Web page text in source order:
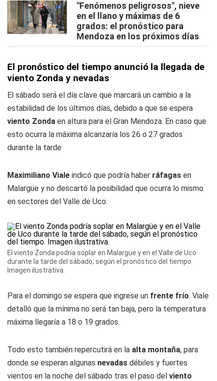
"Fenómenos peligrosos", nieve
en el llano y máximas de 6
grados: el pronóstico para
Mendoza en los próximos días
El pronóstico del tiempo anunció la llegada de
viento Zonda y nevadas
El sábado será el día clave que marcará un cambio a la
estabilidad de los últimos días, debido a que se espera
viento Zonda en altura para el Gran Mendoza. En caso que
esto ocurra la máxima alcanzaría los 26 o 27 grados
durante la tarde
Maximiliano Viale indicó que podría haber ráfagas en
Malargüe y no descartó la posibilidad que ocurra lo mismo
en sectores del Valle de Uco.
El viento Zonda podría soplar en Malargüe y en el Valle de Uco
durante la tarde del sábado, según el pronóstico del tiempo.
Imagen ilustrativa.
Para el domingo se espera que ingrese un frente frío. Viale
detalló que la mínima no será tan baja, pero la temperatura
máxima llegaría a 18 o 19 grados.
Todo esto también repercutirá en la alta montaña, para
donde se esperan algunas nevadas débiles y fuertes
vientos en la noche del sábado tras el paso del viento